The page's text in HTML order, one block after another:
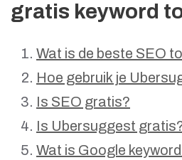
gratis keyword
Wat is de beste SEO
Hoe gebruik je
Is SEO gratis?
Is Ubersuggest
Wat is Google